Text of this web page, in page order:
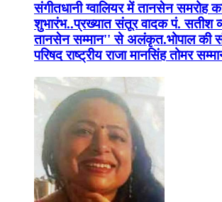
संगीतधानी ग्वालियर में तानसेन समरोह
शुभारंभ..प्रख्यात संतूर वादक पं. सतीश
तानसेन सम्मान'' से अलंकृत.भोपाल की
परिषद राष्ट्रीय राजा मानसिंह तोमर